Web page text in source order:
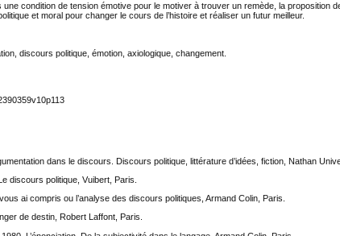
une condition de tension émotive pour le motiver à trouver un remède, la proposition
et moral pour changer le cours de l’histoire et réaliser un futur meilleur.
discours politique, émotion, axiologique, changement.
dans le discours. Discours politique, littérature d’idées, fiction, Nathan
discours politique, Vuibert, Paris.
ai compris ou l’analyse des discours politiques, Armand Colin, Paris.
de destin, Robert Laffont, Paris.